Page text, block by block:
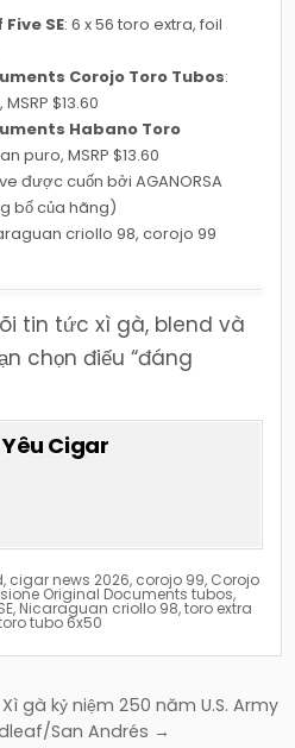
SE: 6 x 56 toro extra, foil
Corojo Toro Tubos:
$13.60
Habano Toro
puro, MSRP $13.60
được cuốn bởi AGANORSA
bố của hãng)
criollo 98, corojo 99
tin tức xì gà, blend và
chọn điếu “đáng
Yêu Cigar
, cigar news 2026, corojo 99, Corojo
Original Documents tubos,
, Nicaraguan criollo 98,toro extra
tubo 6x50
gà kỷ niệm 250 năm U.S. Army
San Andrés →